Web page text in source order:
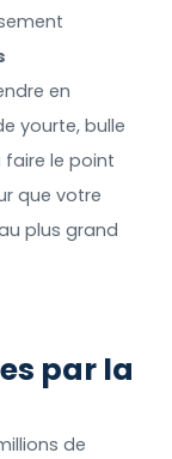
en
yourte, bulle
le point
que votre
plus grand
par la
de